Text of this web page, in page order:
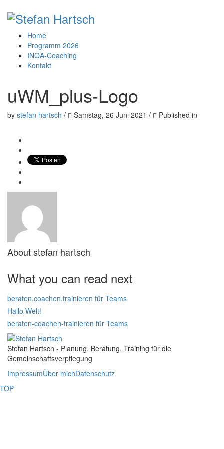
Home
Programm 2026
INQA-Coaching
Kontakt
uWM_plus-Logo
by stefan hartsch / Samstag, 26 Juni 2021 / Published in
Aboutstefan hartsch
What you can read next
beraten.coachen.trainieren für Teams
Hallo Welt!
beraten-coachen-trainieren für Teams
Stefan Hartsch - Planung, Beratung, Training für die
Gemeinschaftsverpflegung
ImpressumÜber michDatenschutz
TOP